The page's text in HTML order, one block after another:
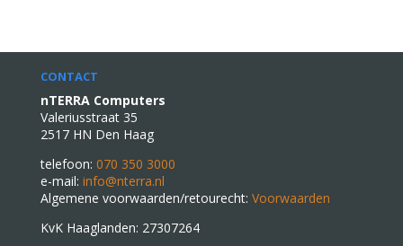
CONTACT
nTERRA Computers
Valeriusstraat 35
2517 HN Den Haag
telefoon: 070 350 3000
e-mail: info@nterra.nl
Algemene voorwaarden/retourecht: Voorwaarden
KvK Haaglanden: 27307264